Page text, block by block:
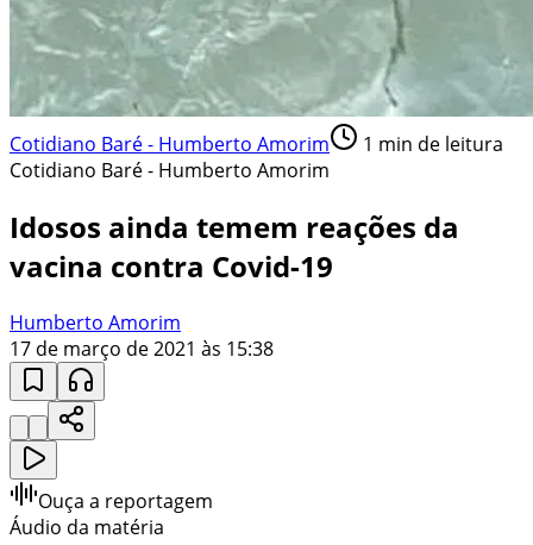
Cotidiano Baré - Humberto Amorim 1 min de leitura
Cotidiano Baré - Humberto Amorim
Idosos ainda temem reações da
vacina contra Covid-19
Humberto Amorim
17 de março de 2021 às 15:38
Ouça a reportagem
Áudio da matéria